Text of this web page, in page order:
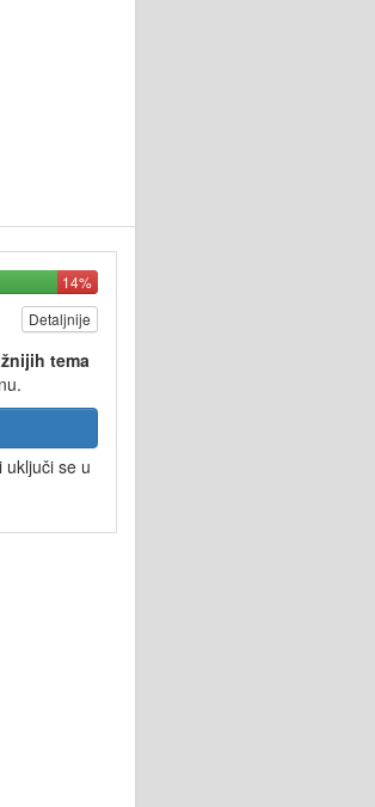
14%
Detaljnije
tema
uključi se u